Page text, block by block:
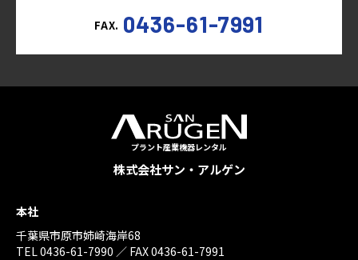
FAX. 0436-61-7991
プラント産業機器レンタル
株式会社サン・アルゲン
本社
千葉県市原市姉崎海岸68
TEL 0436-61-7990 ／ FAX 0436-61-7991